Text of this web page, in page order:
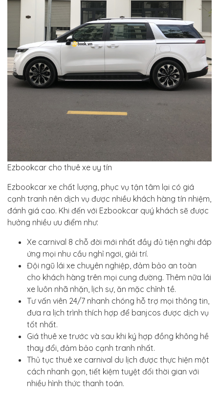
Ezbookcar cho thuê xe uy tín
Ezbookcar xe chất lượng, phục vụ tận tâm lại có giá
cạnh tranh nên dịch vụ được nhiều khách hàng tín nhiệm,
đánh giá cao. Khi đến với Ezbookcar quý khách sẽ được
hưởng nhiều ưu điểm như:
Xe carnival 8 chỗ đời mới nhất đầy đủ tiện nghi đáp
ứng mọi nhu cầu nghỉ ngơi, giải trí.
Đội ngũ lái xe chuyên nghiệp, đảm bảo an toàn
cho khách hàng trên mọi cung đường. Thêm nữa lái
xe luôn nhã nhặn, lịch sự, ăn mặc chỉnh tề.
Tư vấn viên 24/7 nhanh chóng hỗ trợ mọi thông tin,
đưa ra lịch trình thích hợp để banjcos được dịch vụ
tốt nhất.
Giá thuê xe trước và sau khi ký hợp đồng không hề
thay đổi, đảm bảo cạnh tranh nhất.
Thủ tục thuê xe carnival du lịch được thực hiện một
cách nhanh gọn, tiết kiệm tuyệt đối thời gian với
nhiều hình thức thanh toán.